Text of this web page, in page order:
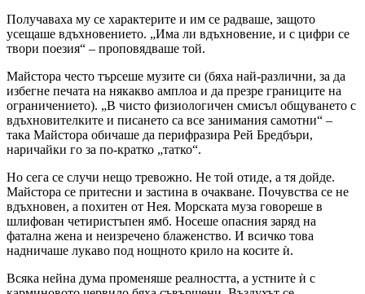
Получаваха му се характерите и им се радваше, защото
усещаше вдъхновението. „Има ли вдъхновение, и с цифри се
твори поезия“ – проповядваше той.
Майстора често търсеше музите си (бяха най-различни, за да
избегне печата на някакво амплоа и да презре границите на
ограничението). „В чисто физиологичен смисъл общуването с
вдъхновителките и писането са все занимания самотни“ –
така Майстора обичаше да перифразира Рей Бредбъри,
наричайки го за по-кратко „татко“.
Но сега се случи нещо тревожно. Не той отиде, а тя дойде.
Майстора се притесни и застина в очакване. Почувства се не
вдъхновен, а похитен от Нея. Морската муза говореше в
шлифован четиристъпен ямб. Носеше опасния заряд на
фатална жена и неизречено блаженство. И всичко това
надничаше лукаво под нощното крило на косите ѝ.
Всяка нейна дума променяше реалността, а устните ѝ с